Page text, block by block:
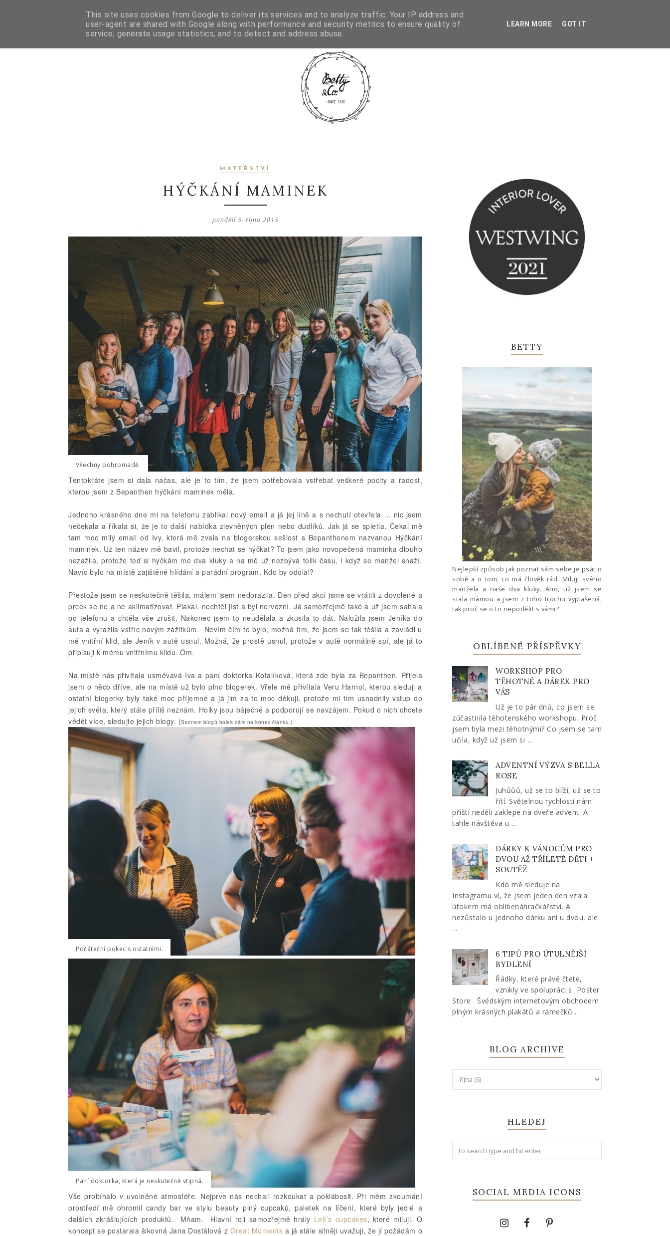
CONTACT E-SHOP INSTAGRAM
MATEŘSTVÍ
HÝČKÁNÍ MAMINEK
pondělí 5. října 2015
Všechny pohromadě.
Tentokráte jsem si dala načas, ale je to tím, že jsem potřebovala vstřebat veškeré pocity a radost,
kterou jsem z Bepanthen hýčkání maminek měla.
Jednoho krásného dne mi na telefonu zablikal nový email a já jej líně a s nechutí otevřela ... nic jsem
nečekala a říkala si, že je to další nabídka zlevněných plen nebo dudlíků. Jak já se spletla. Čekal mě
tam moc milý email od Ivy, která mě zvala na blogerskou sešlost s Bepanthenem nazvanou Hýčkání
maminek. Už ten název mě bavil, protože nechat se hýčkat? To jsem jako novopečená maminka dlouho
nezažila, protože teď si hýčkám mé dva kluky a na mě už nezbývá tolik času, i když se manžel snaží.
Navíc bylo na místě zajištěné hlídání a parádní program. Kdo by odolal?
Přestože jsem se neskutečně těšila, málem jsem nedorazila. Den před akcí jsme se vrátili z dovolené a
prcek se ne a ne aklimatizovat. Plakal, nechtěl jíst a byl nervózní. Já samozřejmě také a už jsem sahala
po telefonu a chtěla vše zrušit. Nakonec jsem to neudělala a zkusila to dát. Naložila jsem Jeníka do
auta a vyrazila vstříc novým zážitkům. Nevím čím to bylo, možná tím, že jsem se tak těšila a zavládl u
mě vnitřní klid, ale Jeník v autě usnul. Možná, že prostě usnul, protože v autě normálně spí, ale já to
připisuji k mému vnitřnímu klidu. Óm.
Na místě nás přivítala usměvavá Iva a paní doktorka Kotalíková, která zde byla za Bepanthen. Přijela
jsem o něco dříve, ale na místě už bylo plno blogerek. Vřele mě přivítala Veru Harnol, kterou sleduji a
ostatní blogerky byly také moc příjemné a já jim za to moc děkuji, protože mi tím usnadnily vstup do
jejich světa, který stále příliš neznám. Holky jsou báječné a podporují se navzájem. Pokud o nich chcete
vědět více, sledujte jejich blogy. (Seznam blogů holek dám na konec článku.)
Počáteční pokec s ostatními.
Paní doktorka, která je neskutečně vtipná.
Vše probíhalo v uvolněné atmosféře. Nejprve nás nechali rozkoukat a poklábosit. Při mém zkoumání
prostředí mě ohromil candy bar ve stylu beauty plný cupcaků, paletek na líčení, které byly jedlé a
dalších zkrášlujících produktů. Mňam. Hlavní roli samozřejmě hrály Lelí’s cupcakes, které miluji. O
koncept se postarala šikovná Jana Dostálová z Great Moments a já stále silněji uvažuji, že jí požádám o
BETTY
Nejlepší způsob jak poznat sám sebe je psát o
sobě a o tom, co má člověk rád. Miluji svého
manžela a naše dva kluky. Ano, už jsem se
stala mámou a jsem z toho trochu vyplašená,
tak proč se o to nepodělit s vámi?
OBLÍBENÉ PŘÍSPĚVKY
WORKSHOP PRO
TĚHOTNÉ A DÁREK PRO
VÁS
Už je to pár dnů, co jsem se
zúčastnila těhotenského workshopu. Proč
jsem byla mezi těhotnými? Co jsem se tam
učila, když už jsem si ...
ADVENTNÍ VÝZVA S BELLA
ROSE
Juhůůů, už se to blíží, už se to
řítí. Světelnou rychlostí nám
příští neděli zaklepe na dveře advent. A
tahle návštěva u ...
DÁRKY K VÁNOCŮM PRO
DVOU AŽ TŘÍLETÉ DĚTI +
SOUTĚŽ
Kdo mě sleduje na
Instagramu ví, že jsem jeden den vzala
útokem má oblíbenáhračkářství. A
nezůstalo u jednoho dárku ani u dvou, ale
...
6 TIPŮ PRO ÚTULNĚJŠÍ
BYDLENÍ
Řádky, které právě čtete,
vznikly ve spolupráci s Poster
Store . Švédským internetovým obchodem
plným krásných plakátů a rámečků ...
BLOG ARCHIVE
HLEDEJ
SOCIAL MEDIA ICONS
This site uses cookies from Google to deliver its services and to analyze traffic. Your IP address and
user-agent are shared with Google along with performance and security metrics to ensure quality of
service, generate usage statistics, and to detect and address abuse.
LEARN MORE GOT IT